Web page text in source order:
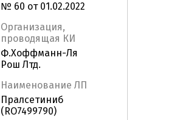
№ 60 от 01.02.2022
Организация,
проводящая КИ
Ф.Хоффманн-Ля
Рош Лтд.
Наименование ЛП
Пралсетиниб
(RO7499790)